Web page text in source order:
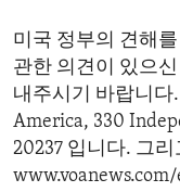
미국 정부의 견해
관한 의견이 있으
내주시기 바랍니다
America, 330
20237 입니다. 그